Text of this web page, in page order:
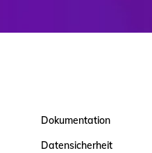
Dokumentation
Datensicherheit